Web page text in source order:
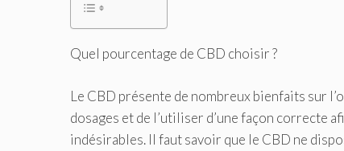
Quel pourcentage de CBD choisir ?
Le CBD présente de nombreux bienfaits sur
dosages et de l’utiliser d’une façon correcte
indésirables. Il faut savoir que le CBD ne